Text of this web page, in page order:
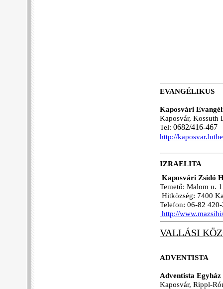
EVANGÉLIKUS
Kaposvári
Kaposvár, Kossuth
Tel: 0682/416-467
http://
IZRAELITA
Kaposvári Zsidó
Temető: Malom u.
Hitközség: 7400
Telefon: 06-82
http://
VALLÁSI
ADVENTISTA
Adventista
Kaposvár, Rippl-